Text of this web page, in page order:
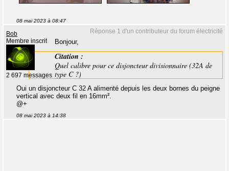
08 mai 2023 à 08:47
Réponse 1 d'un contributeur du forum électricité
Bob
Membre inscrit
2 697 messages
Bonjour,
Citation :
Quel calibre pour ce disjoncteur divisionnaire (32A de
type C ?)
Oui un disjoncteur C 32 A alimenté depuis les deux bornes du peigne
vertical avec deux fil en 16mm².
@+
08 mai 2023 à 14:38